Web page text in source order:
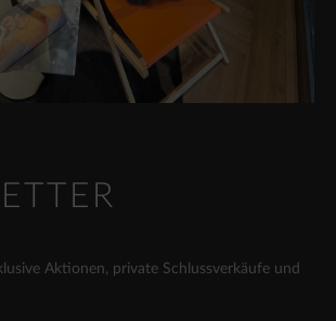
Aktionen, private Schlussverkäufe und